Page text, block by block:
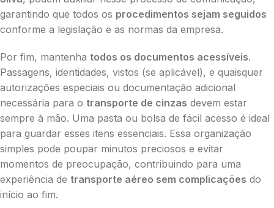
garantindo que todos os procedimentos sejam seguidos
conforme a legislação e as normas da empresa.
Por fim, mantenha todos os documentos acessíveis.
Passagens, identidades, vistos (se aplicável), e quaisquer
autorizações especiais ou documentação adicional
necessária para o transporte de cinzas devem estar
sempre à mão. Uma pasta ou bolsa de fácil acesso é ideal
para guardar esses itens essenciais. Essa organização
simples pode poupar minutos preciosos e evitar
momentos de preocupação, contribuindo para uma
experiência de transporte aéreo sem complicações do
início ao fim.